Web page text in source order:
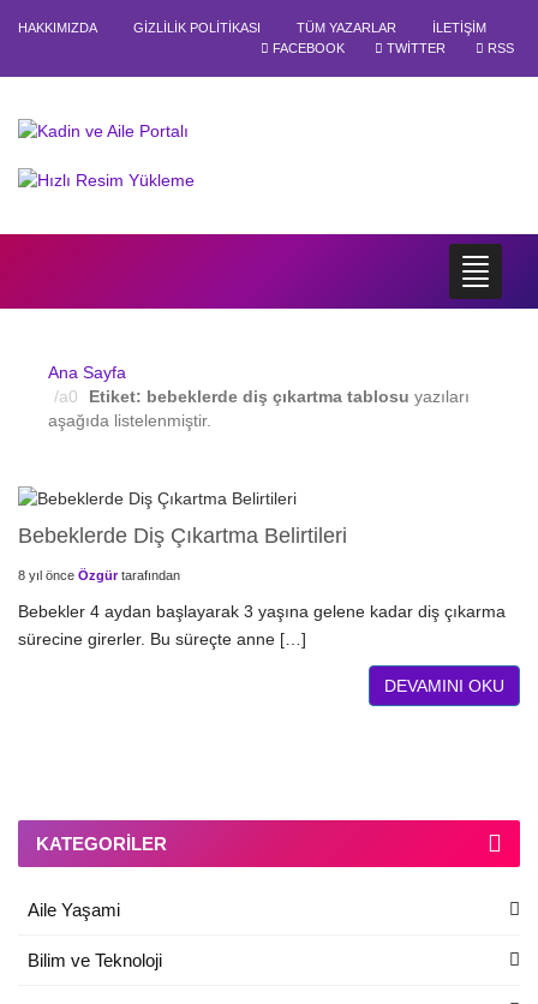
HAKKIMIZDA GIZLILIK POLITIKASI TÜM YAZARLAR
İLETIŞIM
FACEBOOK
TWITTER RSS
Ana Sayfa
Etiket: bebeklerde diş çıkartma tablosu yazıları
aşağıda listelenmiştir.
Bebeklerde Diş Çıkartma Belirtileri
8 yıl önce Özgürtarafından
Bebekler 4 aydan başlayarak 3 yaşına gelene kadar diş çıkarma
sürecine girerler. Bu süreçte anne […]
DEVAMINI OKU
KATEGORILER
Aile Yaşami
Bilim ve Teknoloji